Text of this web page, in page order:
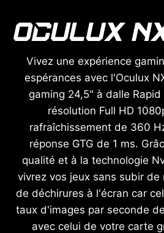
Vivez une expérience
espérances avec l'Oculux
gaming 24,5" à dalle Rapid
résolution Full HD
rafraîchissement de 360
réponse GTG de 1 ms.
qualité et à la technologie
vivrez vos jeux sans subir de
de déchirures à l'écran car
taux d'images par seconde
avec celui de votre carte